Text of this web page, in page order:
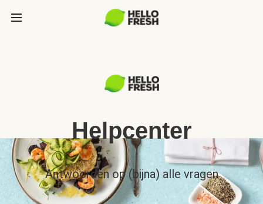
Helpcenter
Antwoorden op (bijna) alle vragen